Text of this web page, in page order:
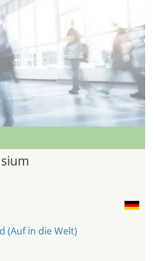
(Auf in die Welt)